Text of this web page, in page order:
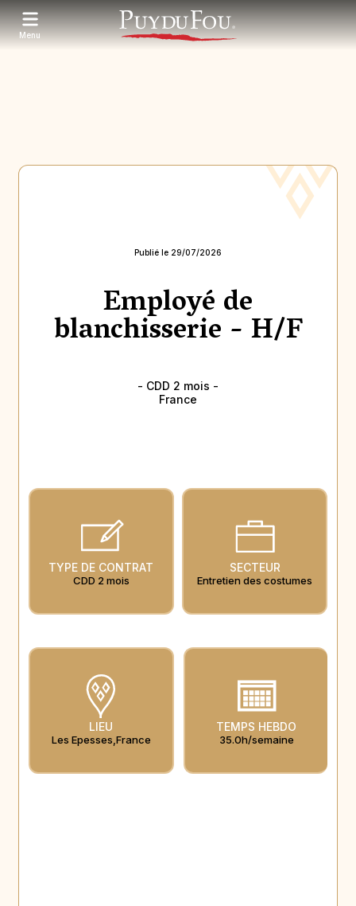
Aller
au
contenu
principal
Menu
Publié le 29/07/2026
Employé de
blanchisserie - H/F
- CDD 2 mois -
France
TYPE DE CONTRAT
CDD 2 mois
SECTEUR
Entretien des costumes
LIEU
Les Epesses France
TEMPS HEBDO
35.0h/semaine